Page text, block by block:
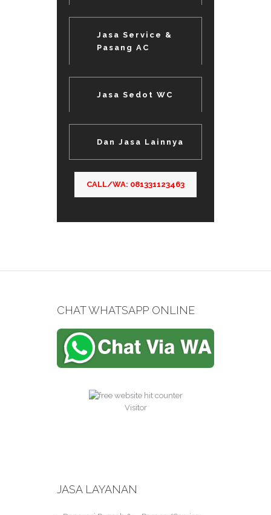
Jasa Service &
Pasang AC
Jasa Sedot WC
Dan Jasa Lainnya
CALL/WA: 081331123463
CHAT WHATSAPP ONLINE
Visitor
JASA LAYANAN